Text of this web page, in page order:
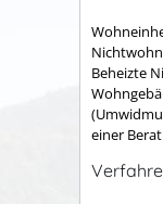
Beheizte
einer